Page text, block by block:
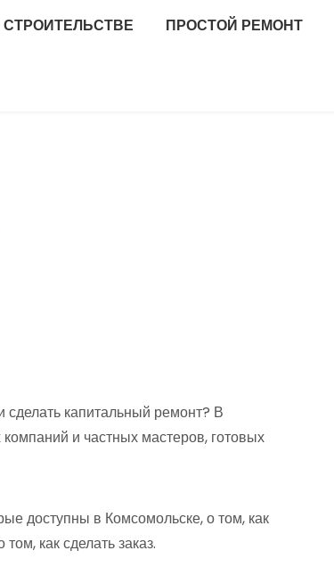
СТРОИТЕЛЬСТВЕ ПРОСТОЙ РЕМОНТ
сделать капитальный ремонт? В
и частных мастеров, готовых
доступны в Комсомольске, о том, как
как сделать заказ.